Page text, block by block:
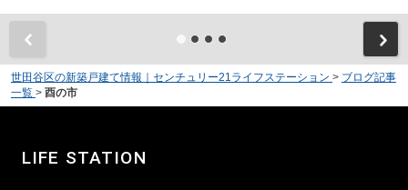
世田谷区の新築戸建て情報｜センチュリー21ライフステーション > ブログ記事
一覧 > 酉の市
LIFE STATION